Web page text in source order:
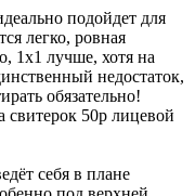
подойдет для
легко, ровная
1х1 лучше, хотя на
недостаток,
обязательно!
свитерок 50р лицевой
себя в плане